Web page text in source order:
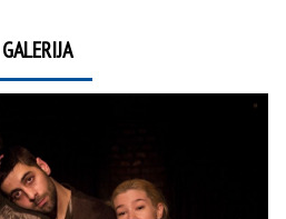
GALERIJA